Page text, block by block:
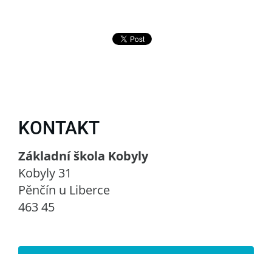
KONTAKT
Základní škola Kobyly
Kobyly 31
Pěnčín u Liberce
463 45